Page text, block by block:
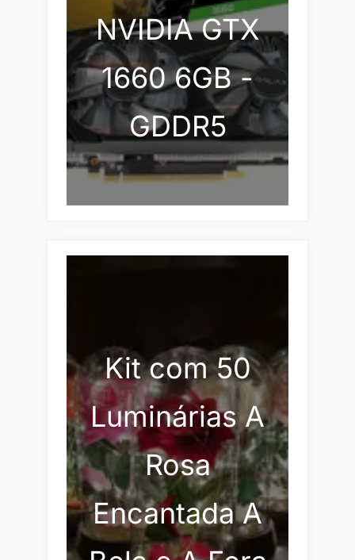
NVIDIA GTX
1660 6GB -
GDDR5
Kit com 50
Luminárias A
Rosa
Encantada A